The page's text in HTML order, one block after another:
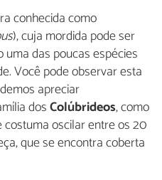
conhecida como
), cuja mordida pode ser
das poucas espécies
Você pode observar esta
apreciar
dosColúbrideos, como
oscilar entre os 20
que se encontra coberta